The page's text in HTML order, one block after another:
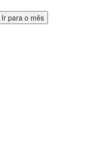
Ir para o mês